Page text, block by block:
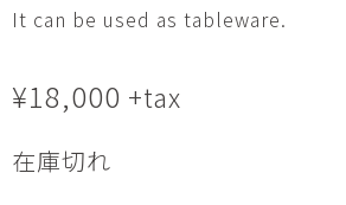
It can be used as tableware.
¥18,000 +tax
在庫切れ